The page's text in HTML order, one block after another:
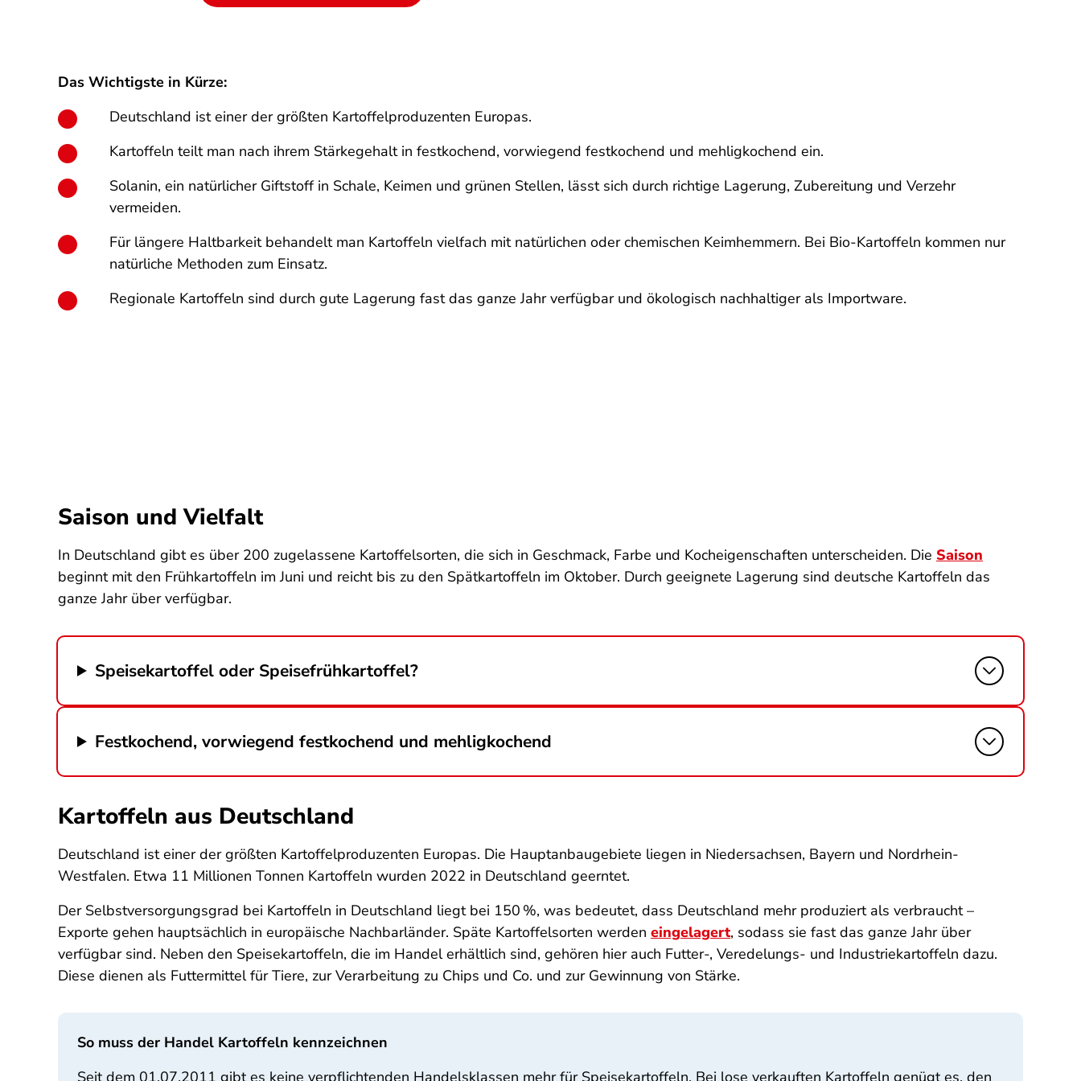
Das Wichtigste in Kürze:
Deutschland ist einer der größten Kartoffelproduzenten Europas.
Kartoffeln teilt man nach ihrem Stärkegehalt in festkochend, vorwiegend festkochend und mehligkochend ein.
Solanin, ein natürlicher Giftstoff in Schale, Keimen und grünen Stellen, lässt sich durch richtige Lagerung, Zubereitung und Verzehr
vermeiden.
Für längere Haltbarkeit behandelt man Kartoffeln vielfach mit natürlichen oder chemischen Keimhemmern. Bei Bio-Kartoffeln kommen nur
natürliche Methoden zum Einsatz.
Regionale Kartoffeln sind durch gute Lagerung fast das ganze Jahr verfügbar und ökologisch nachhaltiger als Importware.
Saison und Vielfalt
In Deutschland gibt es über 200 zugelassene Kartoffelsorten, die sich in Geschmack, Farbe und Kocheigenschaften unterscheiden. Die Saison
beginnt mit den Frühkartoffeln im Juni und reicht bis zu den Spätkartoffeln im Oktober. Durch geeignete Lagerung sind deutsche Kartoffeln das
ganze Jahr über verfügbar.
Speisekartoffel oder Speisefrühkartoffel?
Festkochend, vorwiegend festkochend und mehligkochend
Kartoffeln aus Deutschland
Deutschland ist einer der größten Kartoffelproduzenten Europas. Die Hauptanbaugebiete liegen in Niedersachsen, Bayern und Nordrhein-
Westfalen. Etwa 11 Millionen Tonnen Kartoffeln wurden 2022 in Deutschland geerntet.
Der Selbstversorgungsgrad bei Kartoffeln in Deutschland liegt bei 150 %, was bedeutet, dass Deutschland mehr produziert als verbraucht –
Exporte gehen hauptsächlich in europäische Nachbarländer. Späte Kartoffelsorten werden eingelagert, sodass sie fast das ganze Jahr über
verfügbar sind. Neben den Speisekartoffeln, die im Handel erhältlich sind, gehören hier auch Futter-, Veredelungs- und Industriekartoffeln dazu.
Diese dienen als Futtermittel für Tiere, zur Verarbeitung zu Chips und Co. und zur Gewinnung von Stärke.
So muss der Handel Kartoffeln kennzeichnen
Seit dem 01.07.2011 gibt es keine verpflichtenden Handelsklassen mehr für Speisekartoffeln. Bei lose verkauften Kartoffeln genügt es, den